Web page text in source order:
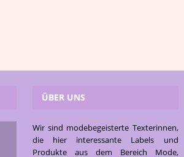
ÜBER UNS
Wir sind modebegeisterte Texterinnen,
die hier interessante Labels und
Produkte aus dem Bereich Mode,